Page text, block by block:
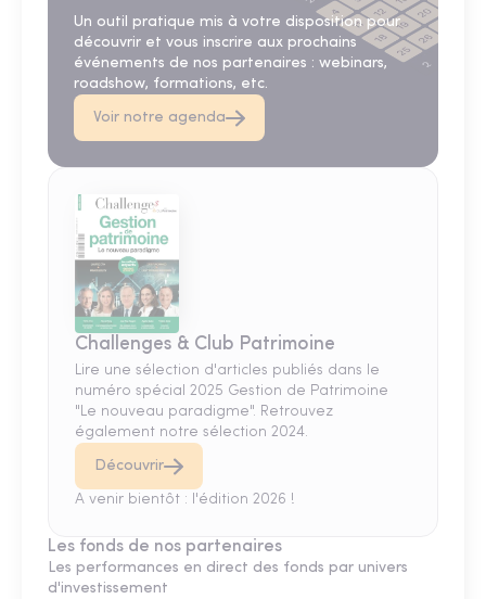
Un outil pratique mis à votre disposition pour
découvrir et vous inscrire aux prochains
événements de nos partenaires : webinars,
roadshow, formations, etc.
Voir notre agenda
Challenges & Club Patrimoine
Lire une sélection d'articles publiés dans le
numéro spécial 2025 Gestion de Patrimoine
"Le nouveau paradigme". Retrouvez
également notre sélection 2024.
Découvrir
A venir bientôt : l'édition 2026 !
Les fonds de nos partenaires
Les performances en direct des fonds par univers
d'investissement